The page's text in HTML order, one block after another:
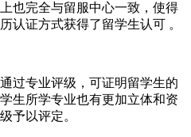
也完全与留服中心一致，使得
认证方式获得了留学生认可 。
过专业评级，可证明留学生的
生所学专业也有更加立体和资
予以评定。